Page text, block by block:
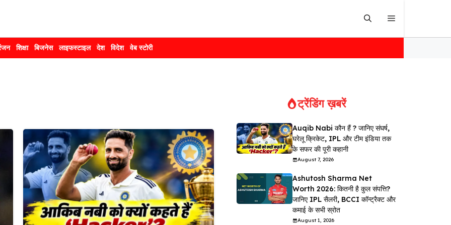
शिक्षा बिजनेस लाइफस्टाइल देश विदेश वेब स्टोरी
ट्रेंडिंग ख़बरें
Auqib Nabi कौन हैं ? जानिए संघर्ष,
घरेलू क्रिकेट, IPL और टीम इंडिया तक
के सफर की पूरी कहानी
August 7, 2026
Ashutosh Sharma Net
Worth 2026: कितनी है कुल संपत्ति?
जानिए IPL सैलरी, BCCI कॉन्ट्रैक्ट और
कमाई के सभी स्रोत
August 1, 2026